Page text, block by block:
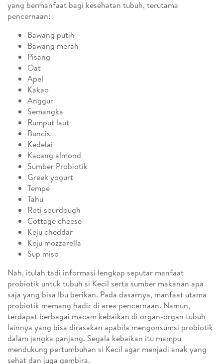
yang bermanfaat bagi kesehatan tubuh, terutama
pencernaan:
Bawang putih
Bawang merah
Pisang
Oat
Apel
Kakao
Anggur
Semangka
Rumput laut
Buncis
Kedelai
Kacang almond
Sumber Probiotik
Greek yogurt
Tempe
Tahu
Roti sourdough
Cottage cheese
Keju cheddar
Keju mozzarella
Sup miso
Nah, itulah tadi informasi lengkap seputar manfaat
probiotik untuk tubuh si Kecil serta sumber makanan apa
saja yang bisa Ibu berikan. Pada dasarnya, manfaat utama
probiotik memang hadir di area pencernaan. Namun,
terdapat berbagai macam kebaikan di organ-organ tubuh
lainnya yang bisa dirasakan apabila mengonsumsi probiotik
dalam jangka panjang. Segala kebaikan itu mampu
mendukung pertumbuhan si Kecil agar menjadi anak yang
sehat dan juga gembira.